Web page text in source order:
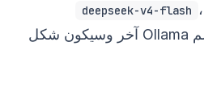
deepseek-v4-flash ،
، أو أي وسم Ollama آخر وسيكون شكل